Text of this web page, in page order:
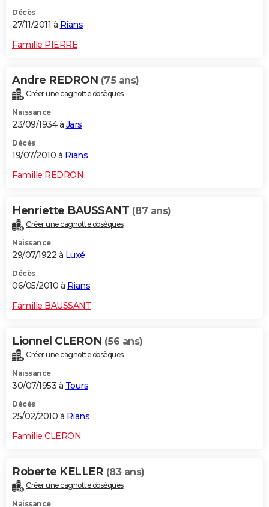
Décès
27/11/2011 à Rians
Famille PIERRE
Andre REDRON (75 ans)
Créer une cagnotte obsèques
Naissance
23/09/1934 à Jars
Décès
19/07/2010 à Rians
Famille REDRON
Henriette BAUSSANT (87 ans)
Créer une cagnotte obsèques
Naissance
29/07/1922 à Luxé
Décès
06/05/2010 à Rians
Famille BAUSSANT
Lionnel CLERON (56 ans)
Créer une cagnotte obsèques
Naissance
30/07/1953 à Tours
Décès
25/02/2010 à Rians
Famille CLERON
Roberte KELLER (83 ans)
Créer une cagnotte obsèques
Naissance